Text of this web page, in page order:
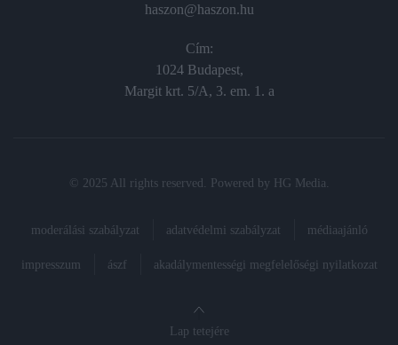
haszon@haszon.hu
Cím:
1024 Budapest,
Margit krt. 5/A, 3. em. 1. a
© 2025 All rights reserved. Powered by HG Media
moderálási szabályzat adatvédelmi szabályzat médiaajánló
impresszum ászf akadálymentességi megfelelőségi nyilatkozat
Lap tetejére